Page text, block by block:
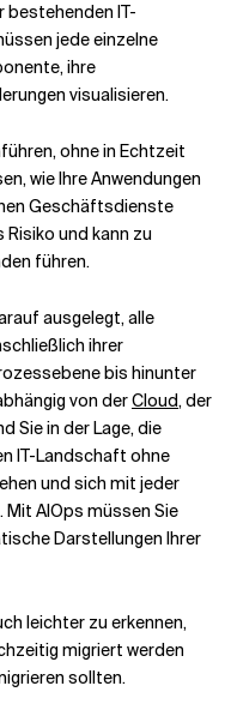
bestehenden IT-
jede einzelne
ihre
visualisieren.
ohne in Echtzeit
wie Ihre Anwendungen
Geschäftsdienste
und kann zu
führen.
ausgelegt, alle
ihrer
bis hinunter
von derCloud, der
Sie in der Lage, die
IT-Landschaft ohne
und sich mit jeder
AIOps müssen Sie
Darstellungen Ihrer
leichter zu erkennen,
migriert werden
sollten.